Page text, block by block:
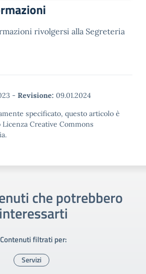
rivolgersi alla Segreteria
- Revisione: 09.01.2024
specificato, questo articolo è
Creative Commons
che potrebbero
interessarti
Contenuti filtrati per:
Servizi